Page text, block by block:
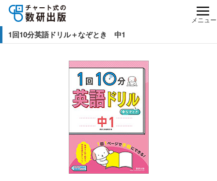
メニュー
1回10分英語ドリル＋なぞとき 中1